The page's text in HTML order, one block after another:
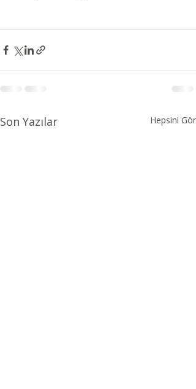
Son Yazılar Hepsini Gör